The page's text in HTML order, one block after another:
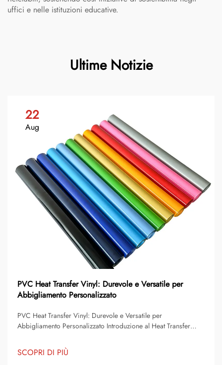
uffici e nelle istituzioni educative.
Ultime Notizie
22
Aug
PVC Heat Transfer Vinyl: Durevole e Versatile per
Abbigliamento Personalizzato
PVC Heat Transfer Vinyl: Durevole e Versatile per
Abbigliamento Personalizzato Introduzione al Heat Transfer
popolari per la decorazione e la personalizzazione di capi
d'abbigliamento. Consente a scuole, squadre sportive, piccole
SCOPRI DI PIÙ